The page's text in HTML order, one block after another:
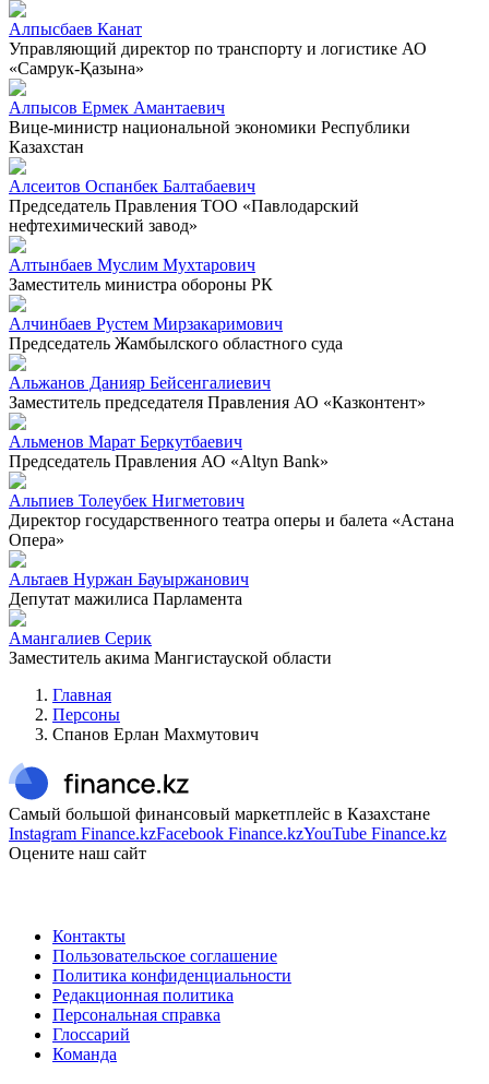
Алпысбаев Канат
Управляющий директор по транспорту и логистике АО
«Самрук-Қазына»
Алпысов Ермек Амантаевич
Вице-министр национальной экономики Республики
Казахстан
Алсеитов Оспанбек Балтабаевич
Председатель Правления ТОО «Павлодарский
нефтехимический завод»
Алтынбаев Муслим Мухтарович
Заместитель министра обороны РК
Алчинбаев Рустем Мирзакаримович
Председатель Жамбылского областного суда
Альжанов Данияр Бейсенгалиевич
Заместитель председателя Правления АО «Казконтент»
Альменов Марат Беркутбаевич
Председатель Правления АО «Altyn Bank»
Альпиев Толеубек Нигметович
Директор государственного театра оперы и балета «Астана
Опера»
Альтаев Нуржан Бауыржанович
Депутат мажилиса Парламента
Амангалиев Серик
Заместитель акима Мангистауской области
Главная
Персоны
Спанов Ерлан Махмутович
Самый большой финансовый маркетплейс в Казахстане
Instagram Finance.kzFacebook Finance.kzYouTube Finance.kz
Оцените наш сайт
Контакты
Пользовательское соглашение
Политика конфиденциальности
Редакционная политика
Персональная справка
Глоссарий
Команда